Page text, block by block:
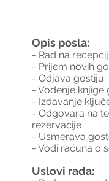
Opis posla:
- Rad na
- Prijem novih
- Odjava gostiju
- Vođenje knjige
- Izdavanje
- Odgovara na
rezervacije
- Usmerava
- Vodi računa o
Uslovi rada: